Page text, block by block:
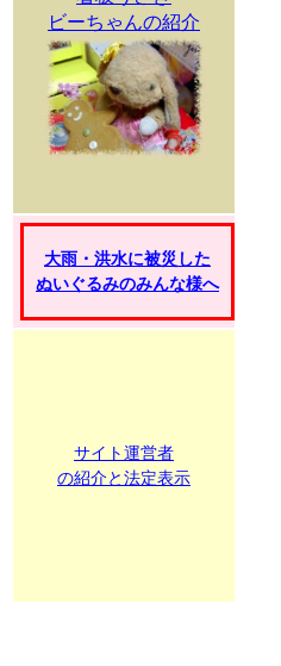
ビーちゃんの紹介
大雨・洪水に被災した
ぬいぐるみのみんな様へ
サイト運営者
の紹介と法定表示